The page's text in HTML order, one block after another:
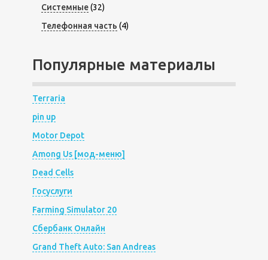
Системные(32)
Телефонная часть (4)
Популярные материалы
Terraria
pin up
Motor Depot
Among Us [мод-меню]
Dead Cells
Госуслуги
Farming Simulator 20
Сбербанк Онлайн
Grand Theft Auto: San Andreas